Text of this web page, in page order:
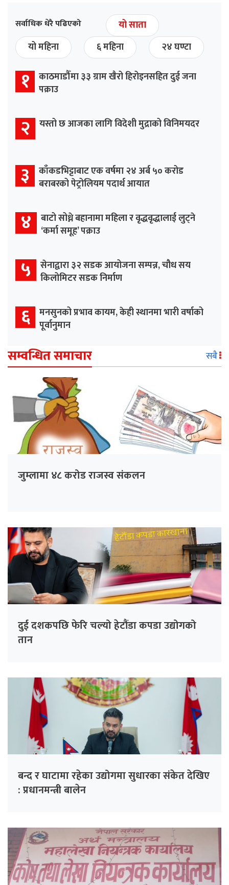
सर्वाधिक धेरै पढिएको
यो साता
यो महिना
६ महिना २४ घण्टा
१ काठमाडौँमा ३३ ग्राम खैरो हिरोइनसहित दुई जना
पक्राउ
२ यस्तो छ आजका लागि विदेशी मुद्राको विनिमयदर
३ काँकडभिट्टाबाट एक वर्षमा २४ अर्ब ५० करोड
बराबरको पेट्रोलियम पदार्थ आयात
४ बाटो सोध्ने बहानामा महिला र वृद्धवृद्धालाई लुट्ने
‘कर्मा समूह’ पक्राउ
५ सेनाद्वारा ३२ सडक आयोजना सम्पन्न, चौध सय
किलोमिटर सडक निर्माण
६ मनसुनको प्रभाव कायम, केही स्थानमा भारी वर्षाको
पूर्वानुमान
सम्वन्धित समाचार सबै
जुम्लामा ४८ करोड राजस्व संकलन
दुई दशकपछि फेरि चल्यो हेटौंडा कपडा उद्योगको
तान
बन्द र घाटामा रहेका उद्योगमा सुधारका संकेत देखिए
: प्रधानमन्त्री बालेन